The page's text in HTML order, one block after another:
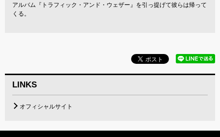
アルバム『トラフィック・アンド・ウェザー』を引っ提げて彼らは帰って
くる。
LINKS
オフィシャルサイト